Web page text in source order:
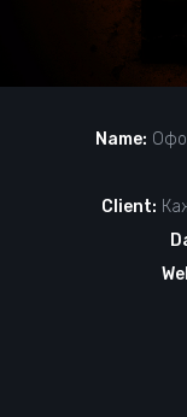
Name:
Client: